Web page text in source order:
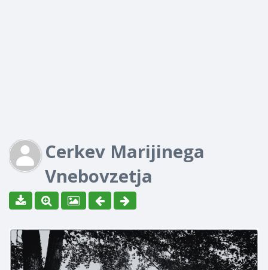
Cerkev Marijinega
Vnebovzetja